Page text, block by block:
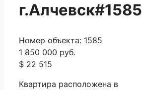
г.Алчевск#1585
Номер объекта: 1585
1 850 000 руб.
$ 22 515
Квартира расположена в